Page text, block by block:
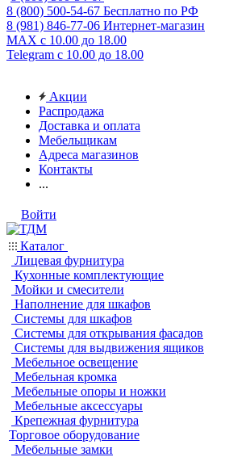
8 (800) 500-54-67 Бесплатно по РФ
8 (981) 846-77-06 Интернет-магазин
MAX с 10.00 до 18.00
Telegram с 10.00 до 18.00
Акции
Распродажа
Доставка и оплата
Мебельщикам
Адреса магазинов
Контакты
...
Войти
Каталог
Лицевая фурнитура
Кухонные комплектующие
Мойки и смесители
Наполнение для шкафов
Системы для шкафов
Системы для открывания фасадов
Системы для выдвижения ящиков
Мебельное освещение
Мебельная кромка
Мебельные опоры и ножки
Мебельные аксессуары
Крепежная фурнитура
Торговое оборудование
Мебельные замки